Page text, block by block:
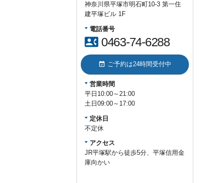
神奈川県平塚市明石町10-3 第一住
建平塚ビル 1F
電話番号
contact_phone 0463-74-6288
event_available ご予約は24時間受付中
営業時間
平日10:00～21:00
土日09:00～17:00
定休日
不定休
アクセス
JR平塚駅から徒歩5分、平塚信用金
庫向かい